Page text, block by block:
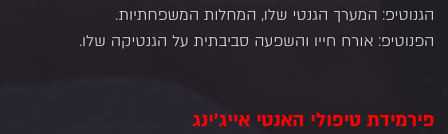
הגנוטיפ: המערך הגנטי שלו, המחלות המשפחתיות.
הפנוטיפ: אורח חייו והשפעה סביבתית על הגנטיקה שלו.
פירמידת טיפולי האנטי אייג'ינג